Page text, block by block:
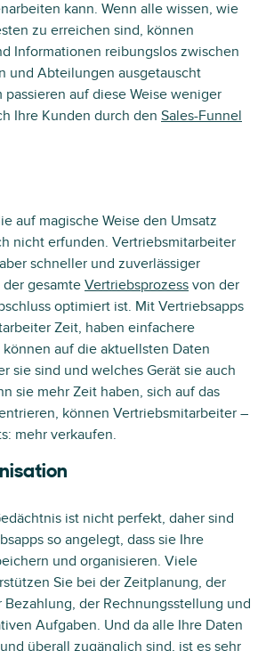
kann. Wenn alle wissen, wie
zu erreichen sind, können
Informationen reibungslos zwischen
und Abteilungen ausgetauscht
auf diese Weise weniger
Ihre Kunden durch den Sales-Funnel
auf magische Weise den Umsatz
nicht erfunden. Vertriebsmitarbeiter
schneller und zuverlässiger
gesamteVertriebsprozess von der
optimiert ist. Mit Vertriebsapps
Zeit, haben einfachere
auf die aktuellsten Daten
sie sind und welches Gerät sie auch
sie mehr Zeit haben, sich auf das
können Vertriebsmitarbeiter –
mehr verkaufen.
ist nicht perfekt, daher sind
so angelegt, dass sie Ihre
und organisieren. Viele
Sie bei der Zeitplanung, der
Bezahlung, der Rechnungsstellung und
Aufgaben. Und da alle Ihre Daten
überall zugänglich sind, ist es sehr